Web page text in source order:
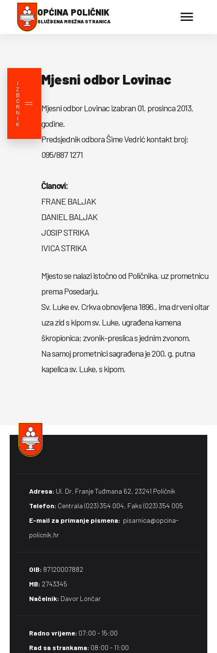
OPĆINA POLIČNIK
SLUŽBENA MREŽNA STRANICA
I
Z
B
O
R
N
I
K
Mjesni odbor Lovinac
Mjesni odbor Lovinac izabran 01. prosinca 2013.
godine.
Predsjednik odbora Šime Vedrić kontakt broj:
095/887 1271
Članovi:
FRANE BALJAK
DANIEL BALJAK
JOSIP STRIKA
IVICA STRIKA
Mjesto se nalazi istočno od Poličnika, uz prometnicu
prema Posedarju.
Sv. Luke ev. Crkva obnovljena 1896., ima drveni oltar
uza zid s kipom sv. Luke, ugrađena kamena
škropionica; zvonik-preslica s jednim zvonom.
Na samoj prometnici sagrađena je 200. g. putna
kapelica sv. Luke, s kipom.
Adresa: Ul. Dr. Franje Tuđmana 62, 23241 Poličnik
Telefon: Centrala (023) 354 004, Faks (023) 354 005
E-mail za primanje pismena​: pisarnica@opcina-
policnik.hr
OIB: 87120007882
MB: 2743345
Načelnik: Davor Lončar
Radno vrijeme: 07:00 - 15:00
Rad sa strankama: 08:00 - 11:00